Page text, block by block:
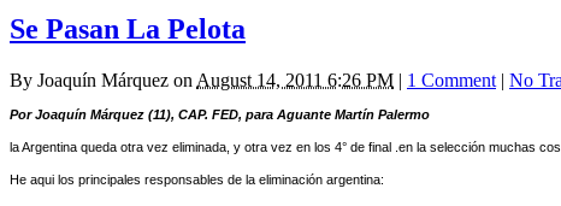
Se Pasan La Pelota
By Joaquín Márquez on August 14, 2011 6:26 PM | 1 Comment | No
Por Joaquín Márquez (11), CAP. FED, para Aguante Martín Palermo
la Argentina queda otra vez eliminada, y otra vez en los 4° de final .en la selección muchas
He aqui los principales responsables de la eliminación argentina: